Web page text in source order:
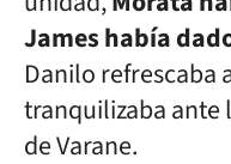
James había
Danilo refrescaba
tranquilizaba ante
de Varane.